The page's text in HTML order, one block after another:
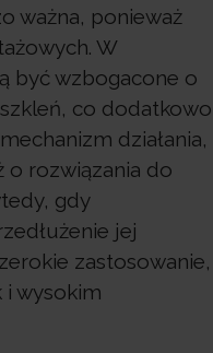
ważna, ponieważ
W
być wzbogacone o
co dodatkowo
działania,
o rozwiązania do
gdy
jej
zastosowanie,
i wysokim